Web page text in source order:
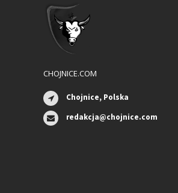
CHOJNICE.COM
Chojnice, Polska
redakcja@chojnice.com